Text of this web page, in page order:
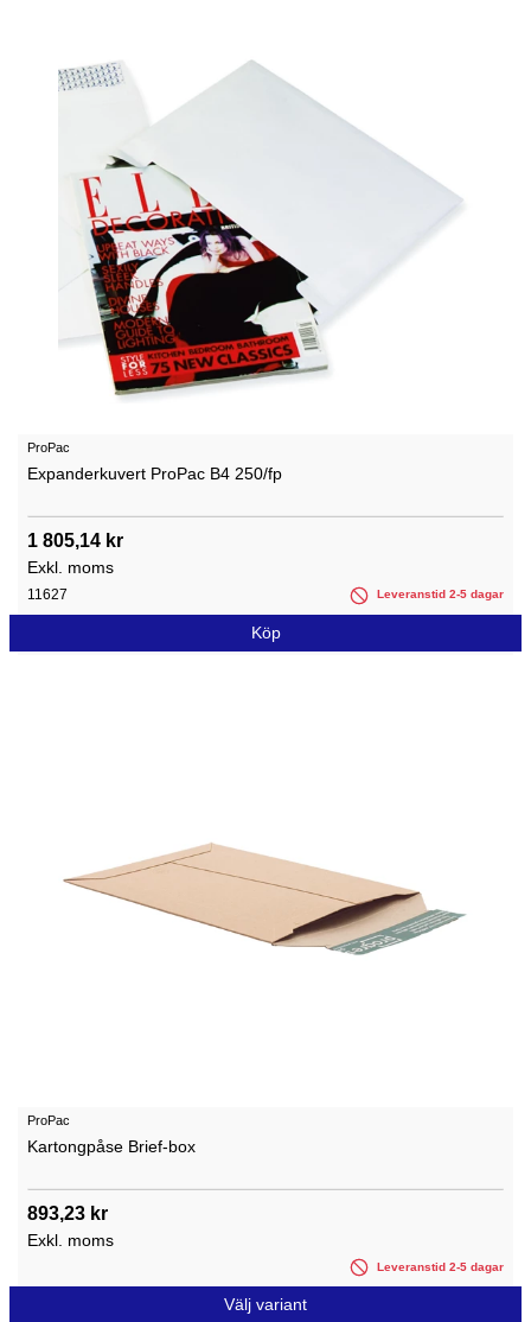
ProPac
Expanderkuvert ProPac B4 250/fp
1 805,14 kr
Exkl. moms
11627 Leveranstid 2-5 dagar
Köp
ProPac
Kartongpåse Brief-box
893,23 kr
Exkl. moms
Leveranstid 2-5 dagar
Välj variant